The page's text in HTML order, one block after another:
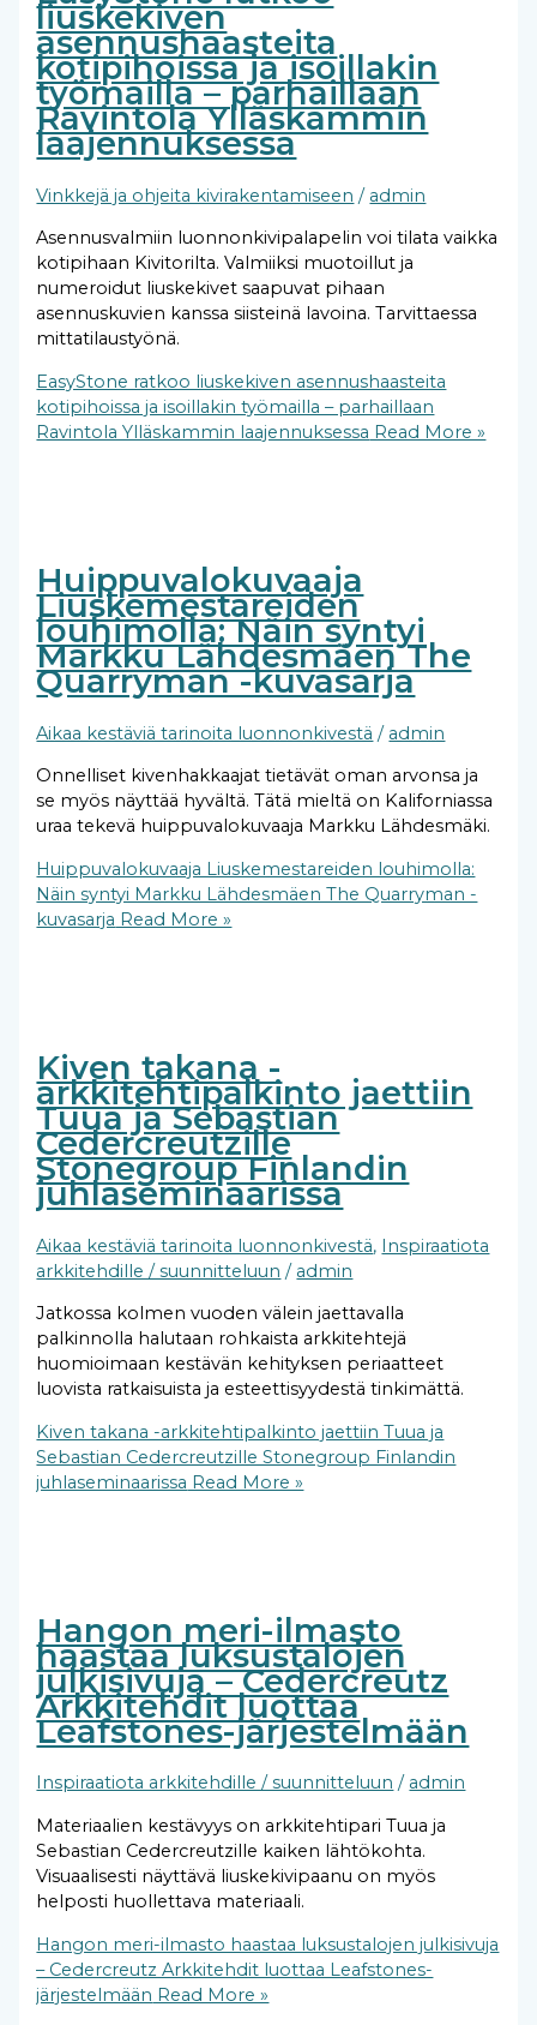
liuskekiven
asennushaasteita
kotipihoissa ja isoillakin
työmailla – parhaillaan
Ravintola Ylläskammin
laajennuksessa
Vinkkejä ja ohjeita kivirakentamiseen / admin
Asennusvalmiin luonnonkivipalapelin voi tilata vaikka
kotipihaan Kivitorilta. Valmiiksi muotoillut ja
numeroidut liuskekivet saapuvat pihaan
asennuskuvien kanssa siisteinä lavoina. Tarvittaessa
mittatilaustyönä.
EasyStone ratkoo liuskekiven asennushaasteita
kotipihoissa ja isoillakin työmailla – parhaillaan
Ravintola Ylläskammin laajennuksessa Read More »
Huippuvalokuvaaja
Liuskemestareiden
louhimolla: Näin syntyi
Markku Lähdesmäen The
Quarryman -kuvasarja
Aikaa kestäviä tarinoita luonnonkivestä / admin
Onnelliset kivenhakkaajat tietävät oman arvonsa ja
se myös näyttää hyvältä. Tätä mieltä on Kaliforniassa
uraa tekevä huippuvalokuvaaja Markku Lähdesmäki.
Huippuvalokuvaaja Liuskemestareiden louhimolla:
Näin syntyi Markku Lähdesmäen The Quarryman -
kuvasarja Read More »
Kiven takana -
arkkitehtipalkinto jaettiin
Tuua ja Sebastian
Cedercreutzille
Stonegroup Finlandin
juhlaseminaarissa
Aikaa kestäviä tarinoita luonnonkivestä, Inspiraatiota
arkkitehdille / suunnitteluun / admin
Jatkossa kolmen vuoden välein jaettavalla
palkinnolla halutaan rohkaista arkkitehtejä
huomioimaan kestävän kehityksen periaatteet
luovista ratkaisuista ja esteettisyydestä tinkimättä.
Kiven takana -arkkitehtipalkinto jaettiin Tuua ja
Sebastian Cedercreutzille Stonegroup Finlandin
juhlaseminaarissa Read More »
Hangon meri-ilmasto
haastaa luksustalojen
julkisivuja – Cedercreutz
Arkkitehdit luottaa
Leafstones-järjestelmään
Inspiraatiota arkkitehdille / suunnitteluun / admin
Materiaalien kestävyys on arkkitehtipari Tuua ja
Sebastian Cedercreutzille kaiken lähtökohta.
Visuaalisesti näyttävä liuskekivipaanu on myös
helposti huollettava materiaali.
Hangon meri-ilmasto haastaa luksustalojen julkisivuja
– Cedercreutz Arkkitehdit luottaa Leafstones-
järjestelmään Read More »